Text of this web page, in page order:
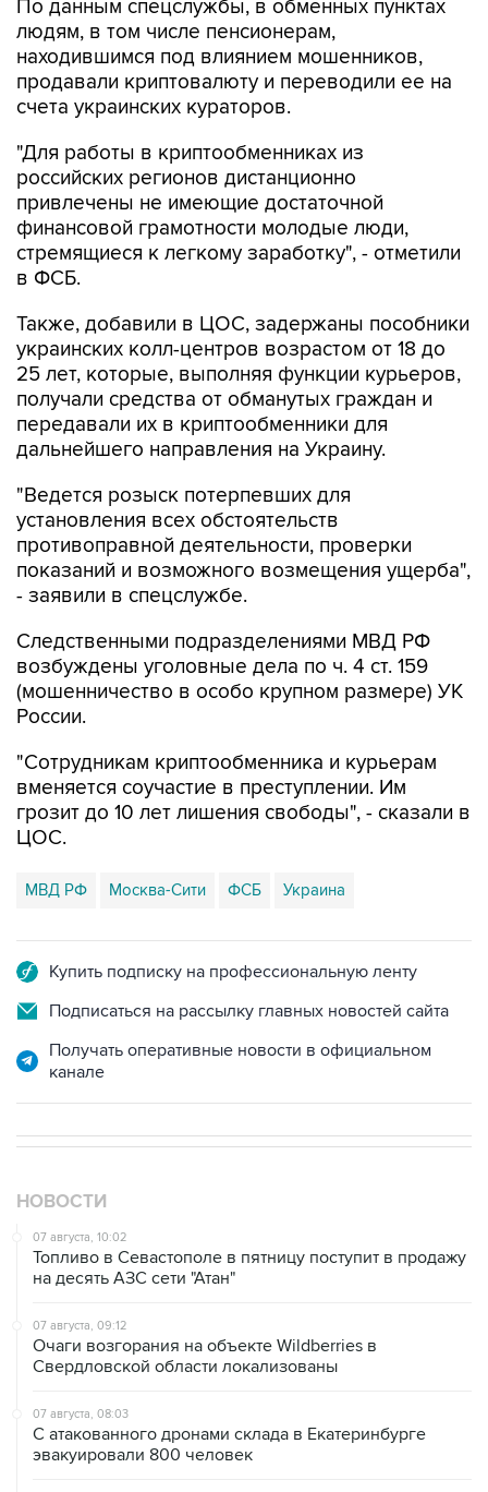
По данным спецслужбы, в обменных пунктах
людям, в том числе пенсионерам,
находившимся под влиянием мошенников,
продавали криптовалюту и переводили ее на
счета украинских кураторов.
"Для работы в криптообменниках из
российских регионов дистанционно
привлечены не имеющие достаточной
финансовой грамотности молодые люди,
стремящиеся к легкому заработку", - отметили
в ФСБ.
Также, добавили в ЦОС, задержаны пособники
украинских колл-центров возрастом от 18 до
25 лет, которые, выполняя функции курьеров,
получали средства от обманутых граждан и
передавали их в криптообменники для
дальнейшего направления на Украину.
"Ведется розыск потерпевших для
установления всех обстоятельств
противоправной деятельности, проверки
показаний и возможного возмещения ущерба",
- заявили в спецслужбе.
Следственными подразделениями МВД РФ
возбуждены уголовные дела по ч. 4 ст. 159
(мошенничество в особо крупном размере) УК
России.
"Сотрудникам криптообменника и курьерам
вменяется соучастие в преступлении. Им
грозит до 10 лет лишения свободы", - сказали в
ЦОС.
МВД РФ Москва-Сити ФСБ Украина
Купить подписку на профессиональную ленту
Подписаться на рассылку главных новостей сайта
Получать оперативные новости в официальном
канале
НОВОСТИ
07 августа, 10:02
Топливо в Севастополе в пятницу поступит в продажу
на десять АЗС сети "Атан"
07 августа, 09:12
Очаги возгорания на объекте Wildberries в
Свердловской области локализованы
07 августа, 08:03
С атакованного дронами склада в Екатеринбурге
эвакуировали 800 человек